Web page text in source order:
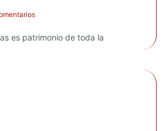
es patrimonio de toda la